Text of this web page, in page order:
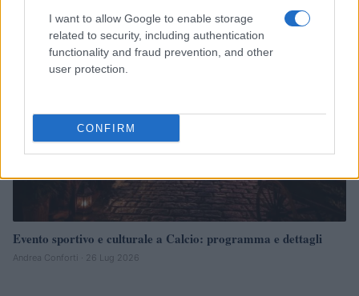
I want to allow Google to enable storage
related to security, including authentication
functionality and fraud prevention, and other
user protection.
CONFIRM
NEWS
Evento sportivo e culturale a Calcio: programma e dettagli
Andrea Conforti · 26 Lug 2026